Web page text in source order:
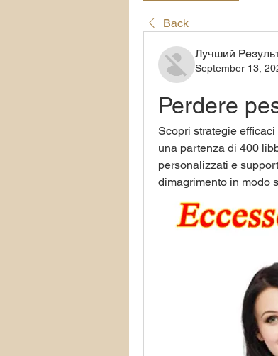
Back
Лучший
September 13,
Perdere
Scopri strategie
una partenza di 400
personalizzati e
dimagrimento in modo